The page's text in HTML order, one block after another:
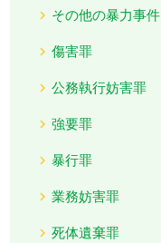
その他の暴力事件
傷害罪
公務執行妨害罪
強要罪
暴行罪
業務妨害罪
死体遺棄罪